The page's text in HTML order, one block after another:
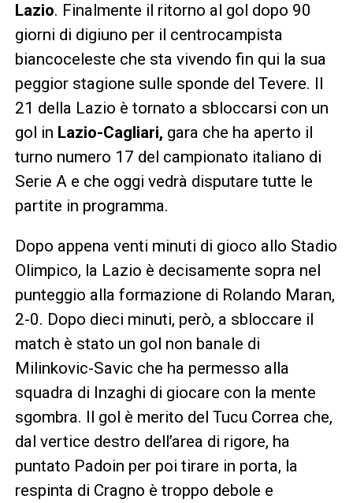
Lazio. Finalmente il ritorno al gol dopo 90
giorni di digiuno per il centrocampista
biancoceleste che sta vivendo fin qui la sua
peggior stagione sulle sponde del Tevere. Il
21 della Lazio è tornato a sbloccarsi con un
gol in Lazio-Cagliari, gara che ha aperto il
turno numero 17 del campionato italiano di
Serie A e che oggi vedrà disputare tutte le
partite in programma.
Dopo appena venti minuti di gioco allo Stadio
Olimpico, la Lazio è decisamente sopra nel
punteggio alla formazione di Rolando Maran,
2-0. Dopo dieci minuti, però, a sbloccare il
match è stato un gol non banale di
Milinkovic-Savic che ha permesso alla
squadra di Inzaghi di giocare con la mente
sgombra. Il gol è merito del Tucu Correa che,
dal vertice destro dell’area di rigore, ha
puntato Padoin per poi tirare in porta, la
respinta di Cragno è troppo debole e